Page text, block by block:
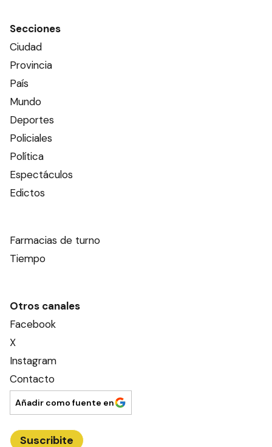
Secciones
Ciudad
Provincia
País
Mundo
Deportes
Policiales
Política
Espectáculos
Edictos
Farmacias de turno
Tiempo
Otros canales
Facebook
X
Instagram
Contacto
Añadir como fuente en
Suscribite